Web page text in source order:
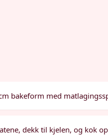
bakeform med
dekk til kjelen, og kok